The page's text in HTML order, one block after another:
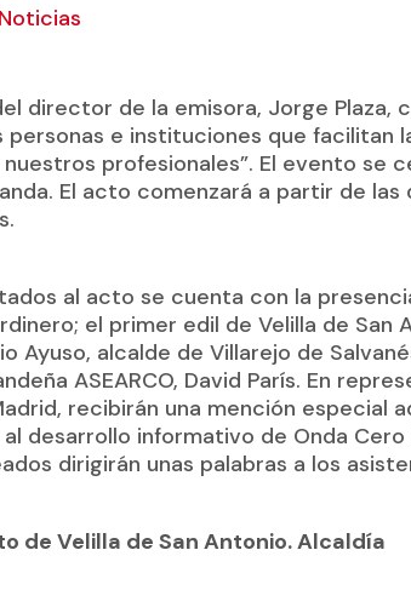
Noticias
director de la emisora, Jorge
personas e instituciones que
profesionales”. El evento se
El acto comenzará a partir de
al acto se cuenta con la
el primer edil de Velilla de San
Ayuso, alcalde de Villarejo de
ASEARCO, David París. En
recibirán una mención especial
desarrollo informativo de Onda Cero
dirigirán unas palabras a los
de Velilla de San Antonio. Alcaldía